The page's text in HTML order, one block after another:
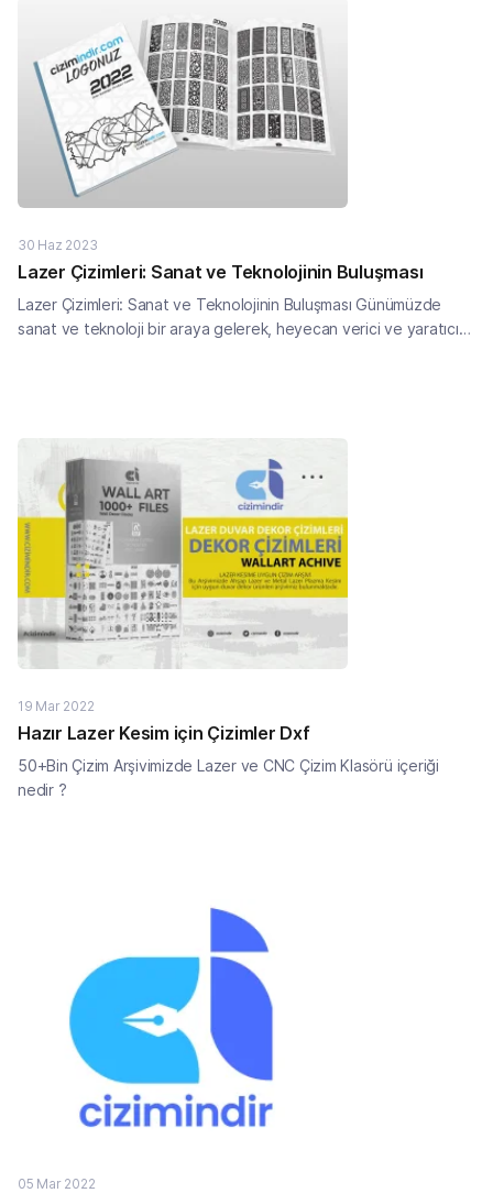
30 Haz 2023
Lazer Çizimleri: Sanat ve Teknolojinin Buluşması
Lazer Çizimleri: Sanat ve Teknolojinin Buluşması Günümüzde
sanat ve teknoloji bir araya gelerek, heyecan verici ve yaratıcı
19 Mar 2022
Hazır Lazer Kesim için Çizimler Dxf
50+Bin Çizim Arşivimizde Lazer ve CNC Çizim Klasörü içeriği
nedir ?
05 Mar 2022